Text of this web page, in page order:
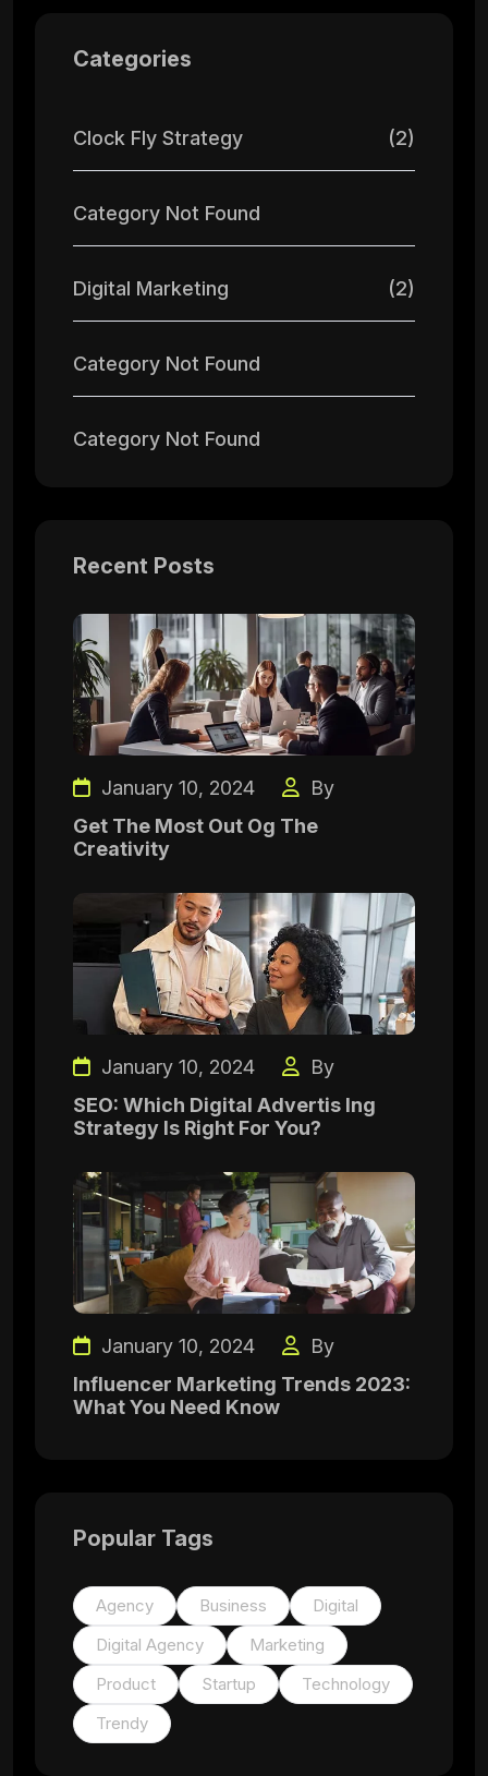
Categories
Clock Fly Strategy (2)
Category Not Found
Digital Marketing (2)
Category Not Found
Category Not Found
Recent Posts
January 10, 2024
By
Get The Most Out Og The
Creativity
January 10, 2024
By
SEO: Which Digital Advertis Ing
Strategy Is Right For You?
January 10, 2024
By
Influencer Marketing Trends 2023:
What You Need Know
Popular Tags
Agency Business
Digital
Digital Agency
Marketing
Product
Startup
Technology
Trendy